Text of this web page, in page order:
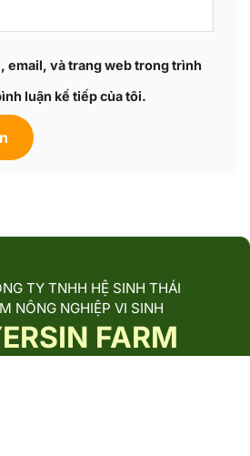
email, và trang web trong trình
luận kế tiếp của tôi.
TY TNHH HỆ SINH THÁI
NÔNG NGHIỆP VI SINH
FARM